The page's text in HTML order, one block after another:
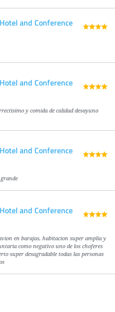
and Conference
and Conference
y comida de calidad desayuno
and Conference
and Conference
en barajas, habitacion super amplia y
como negativo uno de los choferes
super desagradable todas las personas